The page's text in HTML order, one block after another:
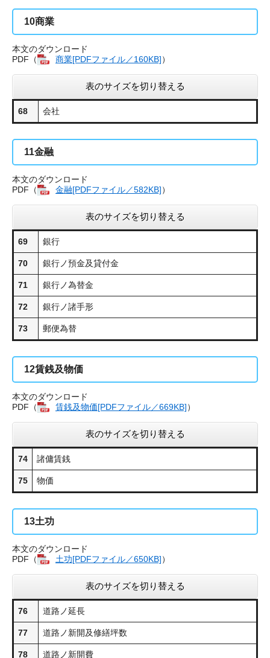
10商業
本文のダウンロード
PDF（
商業[PDFファイル／160KB]​）
表のサイズを切り替える
68 会社
11金融
本文のダウンロード
PDF（
金融[PDFファイル／582KB]​）
表のサイズを切り替える
69 銀行
70 銀行ノ預金及貸付金
71 銀行ノ為替金
72 銀行ノ諸手形
73 郵便為替
12賃銭及物価
本文のダウンロード
PDF（
賃銭及物価[PDFファイル／669KB]​）
表のサイズを切り替える
74 諸傭賃銭
75 物価
13土功
本文のダウンロード
PDF（
土功​[PDFファイル／650KB]）
表のサイズを切り替える
76 道路ノ延長
77 道路ノ新開及修繕坪数
78 道路ノ新開費